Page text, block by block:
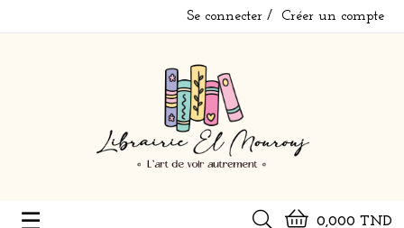
Se connecter Créer un compte
0,000 TND
Basculer